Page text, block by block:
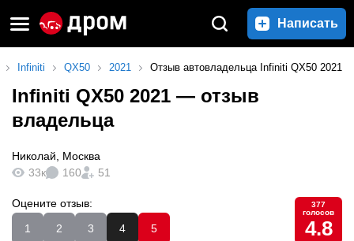
Написать
Infiniti QX50 2021 Отзыв автовладельца Infiniti QX50 2021
Infiniti QX50 2021 — отзыв
владельца
Николай
Москва
33к
160 51
Оцените отзыв:
1
2 3 4 5
377
голосов
4.8